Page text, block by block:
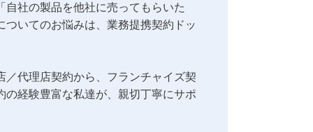
社の製品を他社に売ってもらいた
いてのお悩みは、業務提携契約ドッ
代理店契約から、フランチャイズ契
経験豊富な私達が、親切丁寧にサポ